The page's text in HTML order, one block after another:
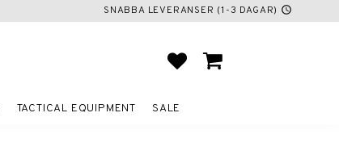
SNABBA LEVERANSER (1-3 DAGAR) schedule
FAVORITES
BASKET
TACTICAL EQUIPMENT SALE